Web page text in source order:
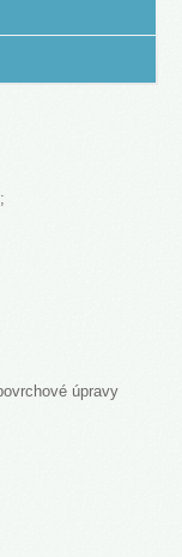
;
úpravy